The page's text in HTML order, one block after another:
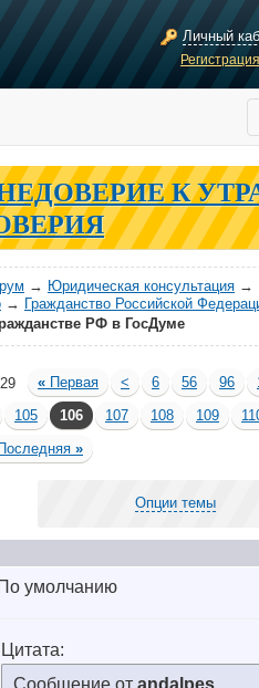
Личный
К
→ Юридическая консультация →
→ Гражданство Российской
РФ в ГосДуме
« Первая < 6 56 96
105 106 107 108 109
Последняя »
Опции темы
Цитата:
Сообщение от andalpes